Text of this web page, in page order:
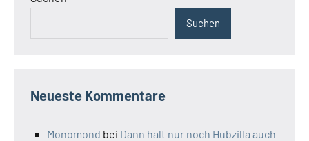
Suchen
Neueste Kommentare
Monomond bei Dann halt nur noch Hubzilla auch